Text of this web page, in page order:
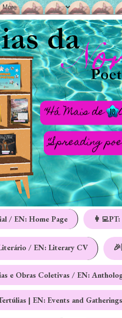
/ EN: Home Page
/ EN: Literary CV
e Obras Coletivas / EN:
| EN: Events and Gatherings